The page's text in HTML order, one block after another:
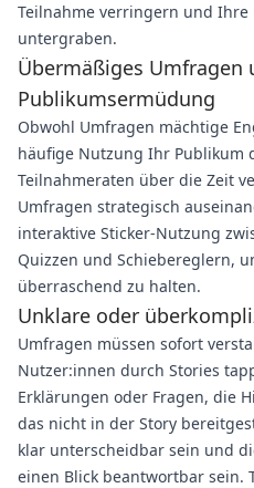
Teilnahme verringern und Ihre
untergraben.
Übermäßiges Umfragen
Publikumsermüdung
Obwohl Umfragen mächtige
häufige Nutzung Ihr Publikum
Teilnahmeraten über die Zeit
Umfragen strategisch
interaktive Sticker-Nutzung
Quizzen und Schiebereglern,
überraschend zu halten.
Unklare oder
Umfragen müssen sofort
Nutzer:innen durch Stories
Erklärungen oder Fragen, die
das nicht in der Story
klar unterscheidbar sein und
einen Blick beantwortbar sein.